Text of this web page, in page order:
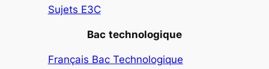
Sujets E3C
Bac technologique
Français Bac Technologique